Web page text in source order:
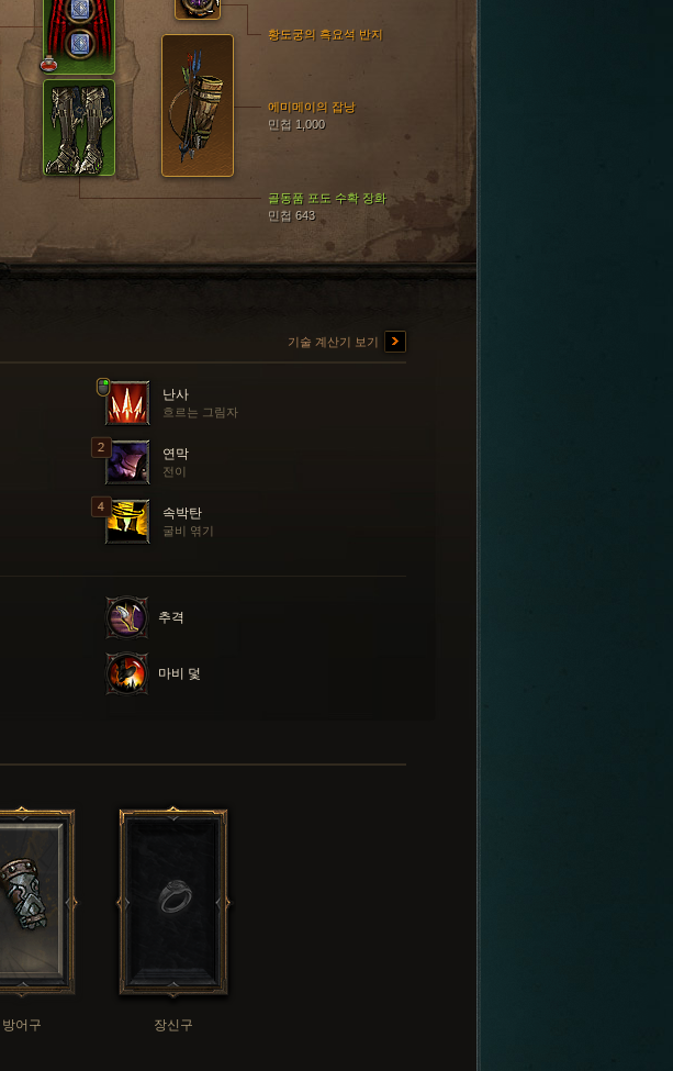
골동품 포도 수확 장화
민첩 643
에미메이의 잡낭
민첩 1,000
황도궁의 흑요석 반지
기술 계산기 보기
난사
흐르는 그림자
연막
전이
속박탄
굴비 엮기
추격
마비 덫
방어구 장신구